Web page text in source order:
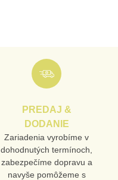
PREDAJ &
DODANIE
Zariadenia vyrobíme v
dohodnutých termínoch,
zabezpečíme dopravu a
navyše pomôžeme s